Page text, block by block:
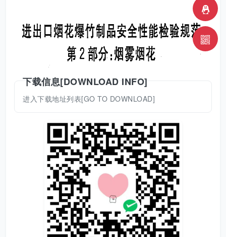
下载信息[DOWNLOAD INFO]
进入下载地址列表[GO TO DOWNLOAD]